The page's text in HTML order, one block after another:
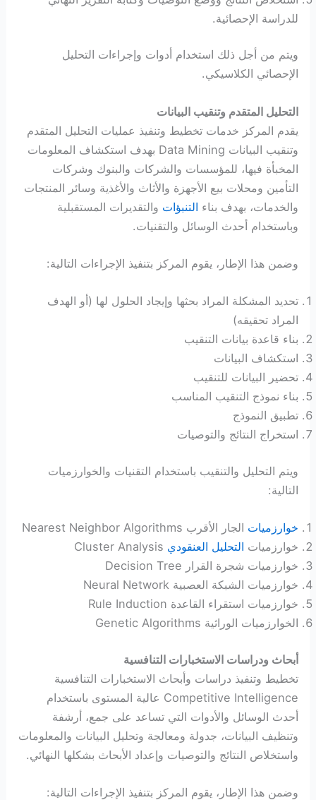
للدراسة الإحصائية.
ويتم من أجل ذلك استخدام أدوات وإجراءات التحليل
الإحصائي الكلاسيكي.
التحليل المتقدم وتنقيب البيانات
يقدم المركز خدمات تخطيط وتنفيذ عمليات التحليل المتقدم
وتنقيب البيانات Data Mining بهدف استكشاف المعلومات
المخبأة فيها، للمؤسسات والشركات والبنوك وشركات
التأمين ومحلات بيع الأجهزة والأثاث والأغذية وسائر المنتجات
والخدمات، بهدف بناء التنبؤات والتقديرات المستقبلية
وباستخدام أحدث الوسائل والتقنيات.
وضمن هذا الإطار، يقوم المركز بتنفيذ الإجراءات التالية:
تحديد المشكلة المراد بحثها وإيجاد الحلول لها (أو الهدف
المراد تحقيقه)
بناء قاعدة بيانات التنقيب
استكشاف البيانات
تحضير البيانات للتنقيب
بناء نموذج التنقيب المناسب
تطبيق النموذج
استخراج النتائج والتوصيات
ويتم التحليل والتنقيب باستخدام التقنيات والخوارزميات
التالية:
خوارزميات الجار الأقرب Nearest Neighbor Algorithms
خوارزميات التحليل العنقودي
خوارزميات شجرة القرار Decision Tree
خوارزميات الشبكة العصبية Neural Network
خوارزميات استقراء القاعدة Rule Induction
الخوارزميات الوراثية Genetic Algorithms
أبحاث ودراسات الاستخبارات التنافسية
تخطيط وتنفيذ دراسات وأبحاث الاستخبارات التنافسية
Competitive Intelligence عالية المستوى باستخدام
أحدث الوسائل والأدوات التي تساعد على جمع، أرشفة
وتنظيف البيانات، جدولة ومعالجة وتحليل البيانات والمعلومات
واستخلاص النتائج والتوصيات وإعداد الأبحاث بشكلها النهائي.
وضمن هذا الإطار، يقوم المركز بتنفيذ الإجراءات التالية: